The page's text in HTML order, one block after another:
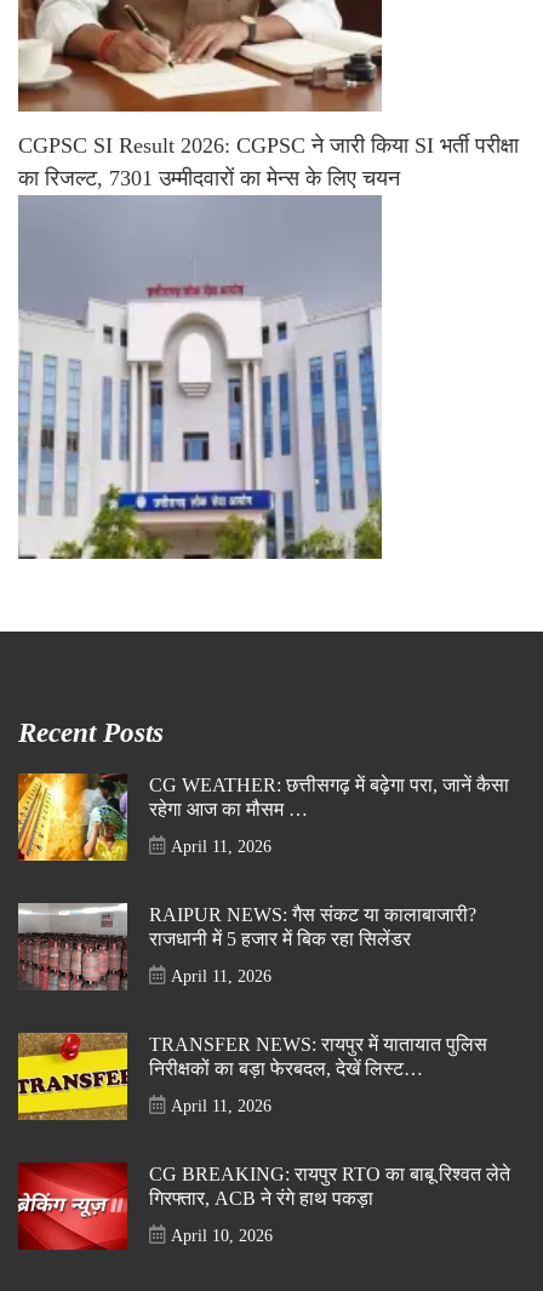
CGPSC SI Result 2026: CGPSC ने जारी किया SI भर्ती परीक्षा
का रिजल्ट, 7301 उम्मीदवारों का मेन्स के लिए चयन
Recent Posts
CG WEATHER: छत्तीसगढ़ में बढ़ेगा परा, जानें कैसा
रहेगा आज का मौसम …
April 11, 2026
RAIPUR NEWS: गैस संकट या कालाबाजारी?
राजधानी में 5 हजार में बिक रहा सिलेंडर
April 11, 2026
TRANSFER NEWS: रायपुर में यातायात पुलिस
निरीक्षकों का बड़ा फेरबदल, देखें लिस्ट…
April 11, 2026
CG BREAKING: रायपुर RTO का बाबू रिश्वत लेते
गिरफ्तार, ACB ने रंगे हाथ पकड़ा
April 10, 2026